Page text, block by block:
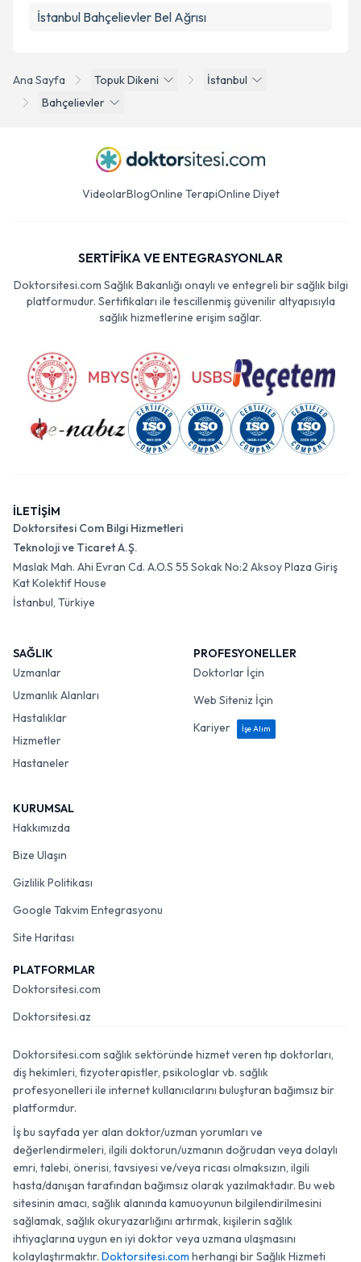
Ana Sayfa Topuk Dikeni
İstanbul
Bahçelievler
İstanbul Bahçelievler Bel Ağrısı
VideolarBlogOnline TerapiOnline Diyet
SERTİFİKA VE ENTEGRASYONLAR
Doktorsitesi.com Sağlık Bakanlığı onaylı ve entegreli bir sağlık bilgi
platformudur. Sertifikaları ile tescillenmiş güvenilir altyapısıyla
sağlık hizmetlerine erişim sağlar.
İLETİŞİM
Doktorsitesi Com Bilgi Hizmetleri
Teknoloji ve Ticaret A.Ş.
Maslak Mah. Ahi Evran Cd. A.O.S 55 Sokak No:2 Aksoy Plaza Giriş
Kat Kolektif House
İstanbul, Türkiye
SAĞLIK
Uzmanlar
Uzmanlık Alanları
Hastalıklar
Hizmetler
Hastaneler
PROFESYONELLER
Doktorlar İçin
Web Siteniz İçin
Kariyer
İşe Alım
KURUMSAL
Hakkımızda
Bize Ulaşın
Gizlilik Politikası
Google Takvim Entegrasyonu
Site Haritası
PLATFORMLAR
Doktorsitesi.com
Doktorsitesi.az
Doktorsitesi.com sağlık sektöründe hizmet veren tıp doktorları,
diş hekimleri, fizyoterapistler, psikologlar vb. sağlık
profesyonelleri ile internet kullanıcılarını buluşturan bağımsız bir
platformdur.
İş bu sayfada yer alan doktor/uzman yorumları ve
değerlendirmeleri, ilgili doktorun/uzmanın doğrudan veya dolaylı
emri, talebi, önerisi, tavsiyesi ve/veya ricası olmaksızın, ilgili
hasta/danışan tarafından bağımsız olarak yazılmaktadır. Bu web
sitesinin amacı, sağlık alanında kamuoyunun bilgilendirilmesini
sağlamak, sağlık okuryazarlığını artırmak, kişilerin sağlık
ihtiyaçlarına uygun en iyi doktor veya uzmana ulaşmasını
kolaylaştırmaktır. Doktorsitesi.com herhangi bir Sağlık Hizmeti